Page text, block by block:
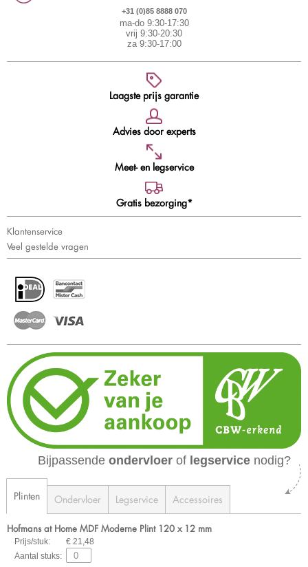
+31 (0)85 8888 070
ma-do 9:30-17:30
vrij 9:30-20:30
za 9:30-17:00
Laagste prijs garantie
Advies door experts
Meet- en legservice
Gratis bezorging*
Klantenservice
Veel gestelde vragen
Bijpassende ondervloer of legservice nodig?
Plinten Ondervloer Legservice Accessoires
Hofmans at Home MDF Moderne Plint 120 x 12 mm
Prijs/stuk:
€ 21,48
Aantal stuks: